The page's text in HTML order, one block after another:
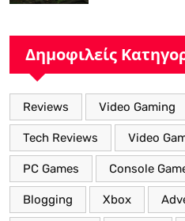
Δημοφιλείς
Reviews Video Gaming
Tech Reviews Video
PC Games Console
Blogging Xbox